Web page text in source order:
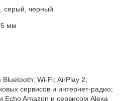
серый, черный
мм
Wi-Fi; AirPlay 2;
сервисов и интернет-радио;
Echo Amazon и сервисом Alexa